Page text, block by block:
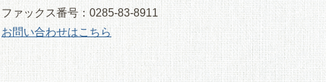
ファックス番号：0285-83-8911
お問い合わせはこちら